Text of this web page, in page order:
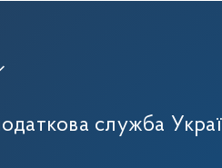
служба